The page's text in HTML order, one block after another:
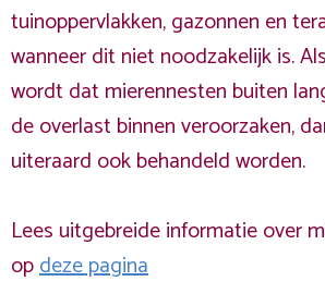
tuinoppervlakken, gazonnen en
wanneer dit niet noodzakelijk is.
wordt dat mierennesten buiten
de overlast binnen veroorzaken,
uiteraard ook behandeld worden.
Lees uitgebreide informatie over
opdeze pagina